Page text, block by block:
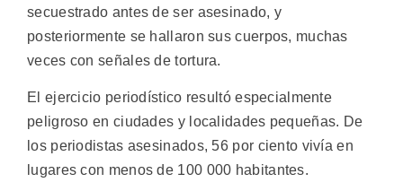
secuestrado antes de ser asesinado, y
posteriormente se hallaron sus cuerpos, muchas
veces con señales de tortura.
El ejercicio periodístico resultó especialmente
peligroso en ciudades y localidades pequeñas. De
los periodistas asesinados, 56 por ciento vivía en
lugares con menos de 100 000 habitantes.